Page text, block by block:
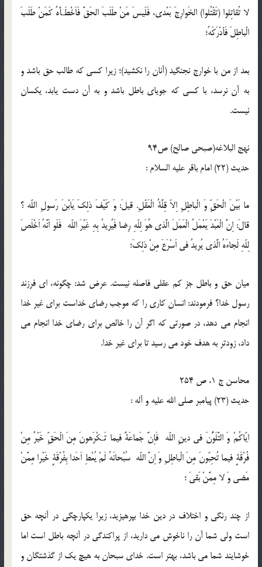
لا تُقاتِلوا (تَقْتُلوا) الخَوارِجَ بَعْدى، فَلَيسَ مَنْ طَلَبَ الحَقَّ فَاَخْطَـأَهُ كَمَنْ طَلَبَ
الْباطِلَ فَأدْرَكَهُ؛
بعد از من با خوارج نجنگيد (آنان را نكشيد)؛ زيرا كسى كه طالب حق باشد و
به آن نرسد، با كسى كه جوياى باطل باشد و به آن دست يابد، يكسان
نيست.
نهج البلاغه(صبحی صالح) ص94
حدیث (22) امام باقر عليه السلام :
ما بَيْنَ الْحَقِّ وَ الْباطِلِ اِلاّ قِلَّةُ الْعَقْلِ. قيلَ: وَ كَيْفَ ذلِكَ يَابْنَ رَسولِ اللّه ؟
قالَ: اِنَّ الْعَبْدَ يَعْمَلُ الْعَمَلَ الَّذى هُوَ لِلّهِ رِضا فَيُريدُ بِهِ غَيْرَ اللّه فَلَو اَنَّهُ اَخْلَصَ
لِلّهِ لَجاءَهُ الَّذى يُريدُ فى اَسْرَعَ مِنْ ذلِكَ؛
ميان حق و باطل جز كم عقلى فاصله نيست. عرض شد: چگونه، اى فرزند
رسول خدا؟ فرمودند: انسان كارى را كه موجب رضاى خداست براى غير خدا
انجام مى دهد، در صورتى كه اگر آن را خالص براى رضاى خدا انجام مى
داد، زودتر به هدف خود مى رسيد تا براى غير خدا.
محاسن ج 1، ص 254
حدیث (23) پيامبر صلى الله عليه و آله :
ايّاكُمْ وَ التَّلَوُّنَ فى دينِ اللّه فَاِنَّ جَماعَةً فيما تَـكْرَهونَ مِنَ الْحَقِّ خَيْرٌ مِنْ
فُرْقَةٍ فيما تُحِبّونَ مِنَ الْباطِلِ وَ اِنَّ اللّه سُبْحانَهُ لَمْ يُعْطِ اَحَدا بِفُرْقَةٍ خَيْرا مِمَّنْ
مَضى وَ لا مِمَّنْ بَقىَ ؛
از چند رنگى و اختلاف در دين خدا بپرهيزيد، زيرا يكپارچگى در آنچه حق
است ولى شما آن را ناخوش مى داريد، از پراكندگى در آنچه باطل است اما
خوشايند شما مى باشد، بهتر است. خداى سبحان به هيچ يك از گذشتگان و